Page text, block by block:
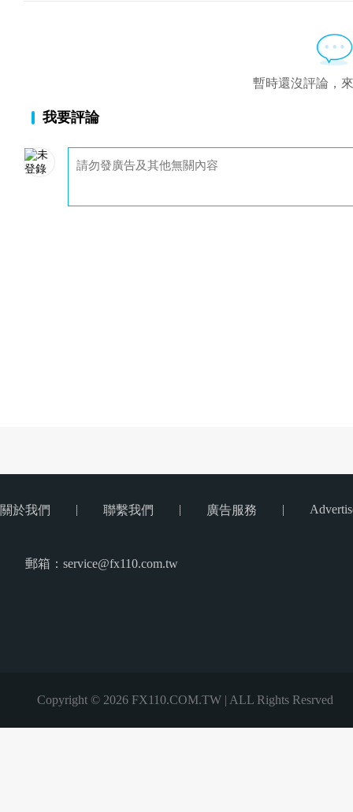
暫時還沒評論，
我要評論
關於我們 | 聯繫我們 | 廣告服務 |
郵箱：service@fx110.com.tw
Copyright © 2026 FX110.COM.TW | ALL Rights Resrved